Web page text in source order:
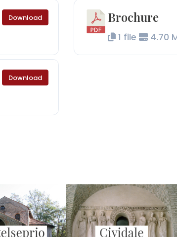
Download Brochure
1 file 4.70
Download